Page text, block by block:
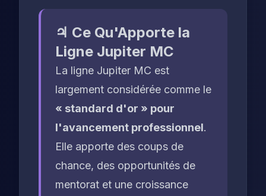
♃ Ce Qu'Apporte la
Ligne Jupiter MC
La ligne Jupiter MC est
largement considérée comme le
« standard d'or » pour
l'avancement professionnel.
Elle apporte des coups de
chance, des opportunités de
mentorat et une croissance